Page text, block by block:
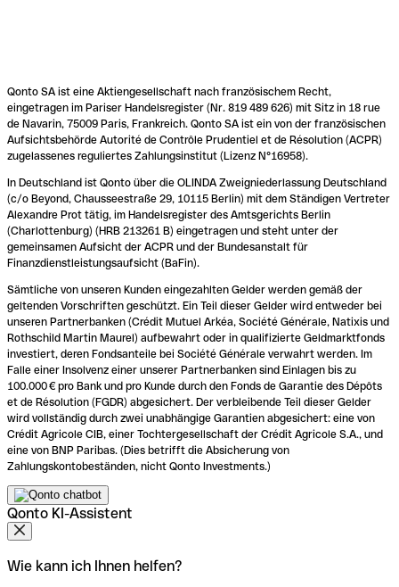
Qonto SA ist eine Aktiengesellschaft nach französischem Recht,
eingetragen im Pariser Handelsregister (Nr. 819 489 626) mit Sitz in 18 rue
de Navarin, 75009 Paris, Frankreich. Qonto SA ist ein von der französischen
Aufsichtsbehörde Autorité de Contrôle Prudentiel et de Résolution (ACPR)
zugelassenes reguliertes Zahlungsinstitut (Lizenz N°16958).
In Deutschland ist Qonto über die OLINDA Zweigniederlassung Deutschland
(c/o Beyond, Chausseestraße 29, 10115 Berlin) mit dem Ständigen Vertreter
Alexandre Prot tätig, im Handelsregister des Amtsgerichts Berlin
(Charlottenburg) (HRB 213261 B) eingetragen und steht unter der
gemeinsamen Aufsicht der ACPR und der Bundesanstalt für
Finanzdienstleistungsaufsicht (BaFin).
Sämtliche von unseren Kunden eingezahlten Gelder werden gemäß der
geltenden Vorschriften geschützt. Ein Teil dieser Gelder wird entweder bei
unseren Partnerbanken (Crédit Mutuel Arkéa, Société Générale, Natixis und
Rothschild Martin Maurel) aufbewahrt oder in qualifizierte Geldmarktfonds
investiert, deren Fondsanteile bei Société Générale verwahrt werden. Im
Falle einer Insolvenz einer unserer Partnerbanken sind Einlagen bis zu
100.000 € pro Bank und pro Kunde durch den Fonds de Garantie des Dépôts
et de Résolution (FGDR) abgesichert. Der verbleibende Teil dieser Gelder
wird vollständig durch zwei unabhängige Garantien abgesichert: eine von
Crédit Agricole CIB, einer Tochtergesellschaft der Crédit Agricole S.A., und
eine von BNP Paribas. (Dies betrifft die Absicherung von
Zahlungskontobeständen, nicht Qonto Investments.)
Qonto KI-Assistent
Wie kann ich Ihnen helfen?